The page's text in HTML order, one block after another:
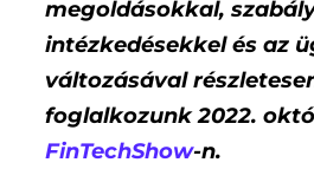
megoldásokkal,
intézkedésekkel és az
változásával
foglalkozunk 2022.
FinTechShow-n.